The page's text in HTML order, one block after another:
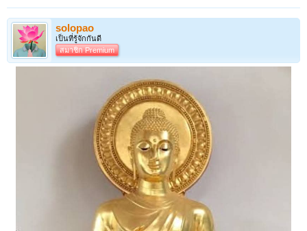
solopao
เป็นที่รู้จักกันดี
สมาชิก Premium